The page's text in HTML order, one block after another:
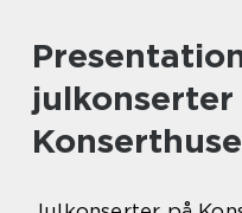
julkonserter